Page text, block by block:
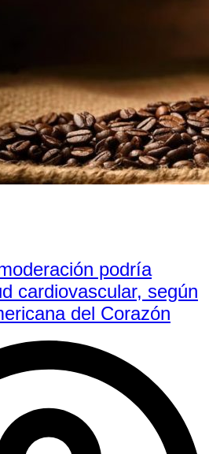
podría
cardiovascular, según
del Corazón